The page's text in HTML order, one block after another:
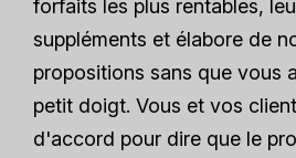
forfaits les plus rentables,
suppléments et élabore de
propositions sans que vous
petit doigt. Vous et vos
d'accord pour dire que le